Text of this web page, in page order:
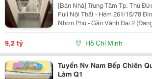
[Bán Nhà] Trung Tâm Tp. Thủ
Full Nội Thất - Hẻm 261/15/78
Nhơn Phú - Gần Vành Đai 2 (Đang Thi
Lý Tưởng: 5.6M X 14.2M (Tổng
80M2). - Kết Cấu Kiên Cố: 1
9,2 tỷ Hồ Chí Minh
Tuyển Nv Nam Bếp Chiên
Làm Q1